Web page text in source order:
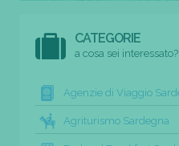
CATEGORIE
a cosa sei interessato?
Agenzie di Viaggio
Agriturismo Sardegna